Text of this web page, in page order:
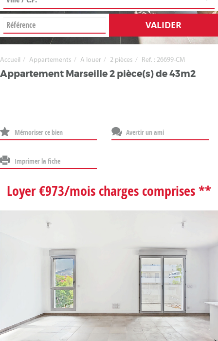
VALIDER
Accueil Appartements A louer 2 pièces Ref. : 26699-CM
Appartement Marseille 2 pièce(s) de 43m2
Mémoriser ce bien Avertir un ami
Imprimer la fiche
Loyer €973/mois charges comprises **